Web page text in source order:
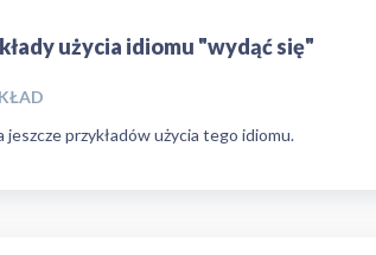
użycia idiomu "wydąć się"
jeszcze przykładów użycia tego idiomu.